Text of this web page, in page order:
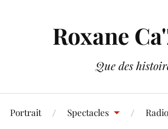
Roxane
Que des
Portrait Spectacles Radio